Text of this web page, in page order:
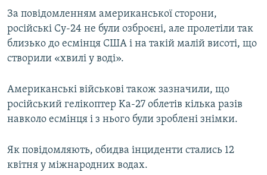
За повідомленням американської сторони,
російські Су-24 не були озброєні, але пролетіли так
близько до есмінця США і на такій малій висоті, що
створили «хвилі у воді».
Американські військові також зазначили, що
російський гелікоптер Kа-27 облетів кілька разів
навколо есмінця і з нього були зроблені знімки.
Як повідомляють, обидва інциденти стались 12
квітня у міжнародних водах.